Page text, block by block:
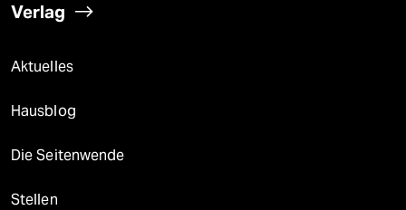
Verlag
Aktuelles
Hausblog
Die Seitenwende
Stellen